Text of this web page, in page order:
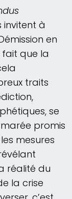
invitent à
en
fait que la
traits
se
promis
mesures
réalité du
la crise